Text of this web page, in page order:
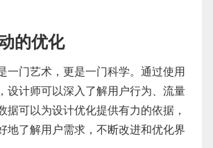
的优化
一门艺术，更是一门科学。通过使用
设计师可以深入了解用户行为、流量
据可以为设计优化提供有力的依据，
地了解用户需求，不断改进和优化界